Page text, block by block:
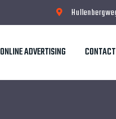
ONLINE ADVERTISING CONTACT